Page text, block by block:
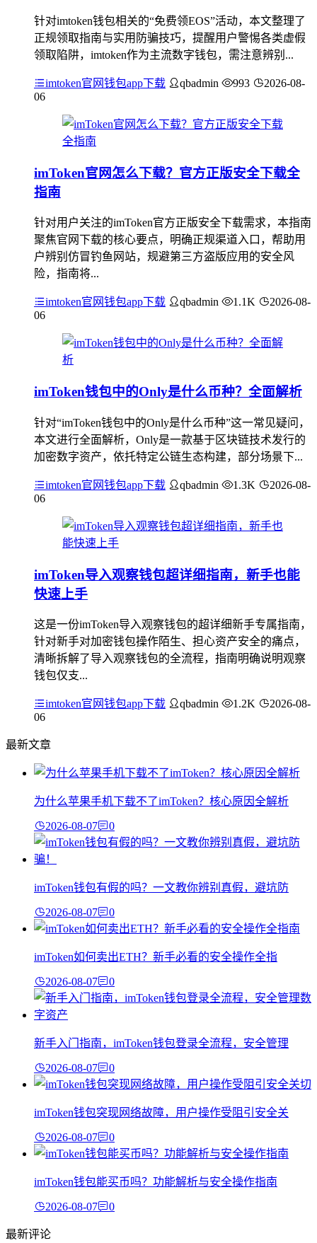
针对imtoken钱包相关的“免费领EOS”活动，本文整理了
正规领取指南与实用防骗技巧，提醒用户警惕各类虚假
领取陷阱，imtoken作为主流数字钱包，需注意辨别...
imtoken官网钱包app下载 qbadmin 993
2026-08-
06
imToken官网怎么下载？官方正版安全下载全
指南
针对用户关注的imToken官方正版安全下载需求，本指南
聚焦官网下载的核心要点，明确正规渠道入口，帮助用
户辨别仿冒钓鱼网站，规避第三方盗版应用的安全风
险，指南将...
imtoken官网钱包app下载 qbadmin 1.1K
2026-08-
06
imToken钱包中的Only是什么币种？全面解析
针对“imToken钱包中的Only是什么币种”这一常见疑问，
本文进行全面解析，Only是一款基于区块链技术发行的
加密数字资产，依托特定公链生态构建，部分场景下...
imtoken官网钱包app下载 qbadmin 1.3K
2026-08-
06
imToken导入观察钱包超详细指南，新手也能
快速上手
这是一份imToken导入观察钱包的超详细新手专属指南，
针对新手对加密钱包操作陌生、担心资产安全的痛点，
清晰拆解了导入观察钱包的全流程，指南明确说明观察
钱包仅支...
imtoken官网钱包app下载 qbadmin 1.2K
2026-08-
06
最新文章
为什么苹果手机下载不了imToken？核心原因全解析
2026-08-07 0
imToken钱包有假的吗？一文教你辨别真假，避坑防
2026-08-07 0
imToken如何卖出ETH？新手必看的安全操作全指
2026-08-07 0
新手入门指南，imToken钱包登录全流程，安全管理
2026-08-07 0
imToken钱包突现网络故障，用户操作受阻引安全关
2026-08-07 0
imToken钱包能买币吗？功能解析与安全操作指南
2026-08-07 0
最新评论